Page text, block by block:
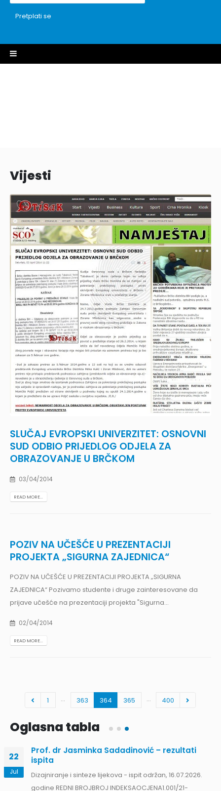
Vijesti
SLUČAJ EVROPSKI UNIVERZITET: OSNOVNI
SUD ODBIO PRIJEDLOG ODJELA ZA
OBRAZOVANJE U BRČKOM
03/04/2014
READ MORE...
POZIV NA UČEŠĆE U PREZENTACIJI
PROJEKTA „SIGURNA ZAJEDNICA“
POZIV NA UČEŠĆE U PREZENTACIJI PROJEKTA „SIGURNA
ZAJEDNICA“ Pozivamo studente i druge zainteresovane da
prijave učešće na prezentaciji projekta "Sigurna...
02/04/2014
READ MORE...
1 … 363 364 365 … 400
Oglasna tabla
22
Jul
Prof. dr Jasminka Sadadinović – rezultati
ispita
Dizajniranje i sinteze lijekova - ispit održan, 16.07.2026.
godine REDNI BROJBROJ INDEKSAOCJENA1.001/21-